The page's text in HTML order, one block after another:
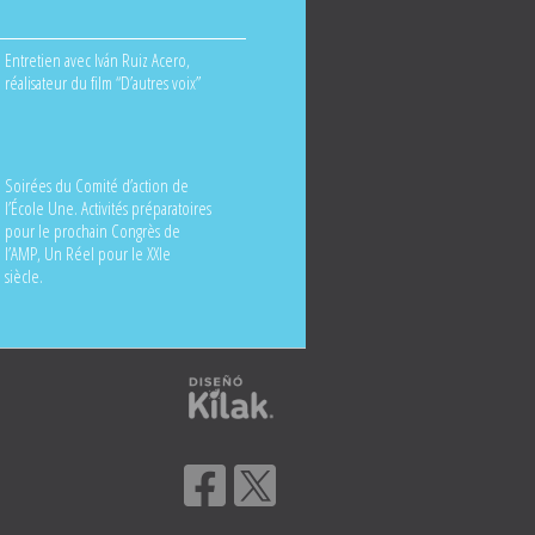
Entretien avec Iván Ruiz Acero,
réalisateur du film “D’autres voix”
Soirées du Comité d’action de
l’École Une. Activités préparatoires
pour le prochain Congrès de
l’AMP, Un Réel pour le XXIe
siècle.